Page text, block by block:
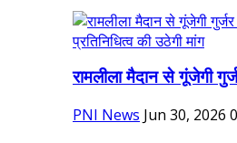
रामलीला मैदान से गूंजेगी
PNI News Jun 30, 2026 0